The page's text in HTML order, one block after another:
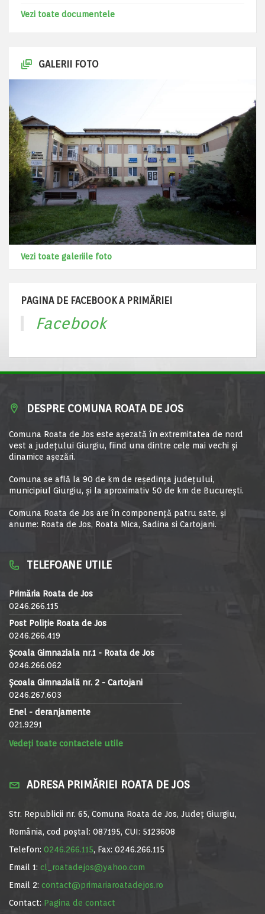
Vezi toate documentele
GALERII FOTO
Vezi toate galeriile foto
PAGINA DE FACEBOOK A PRIMĂRIEI
Facebook
DESPRE COMUNA ROATA DE JOS
Comuna Roata de Jos este aşezată în extremitatea de nord
vest a judeţului Giurgiu, fiind una dintre cele mai vechi şi
dinamice aşezări.
Comuna se află la 90 de km de reşedinţa judeţului,
municipiul Giurgiu, şi la aproximativ 50 de km de Bucureşti.
Comuna Roata de Jos are în componență patru sate, și
anume: Roata de Jos, Roata Mica, Sadina si Cartojani.
TELEFOANE UTILE
Primăria Roata de Jos
0246.266.115
Post Poliție Roata de Jos
0246.266.419
Școala Gimnaziala nr.1 - Roata de Jos
0246.266.062
Școala Gimnazială nr. 2 - Cartojani
0246.267.603
Enel - deranjamente
021.9291
Vedeți toate contactele utile
ADRESA PRIMĂRIEI ROATA DE JOS
Str. Republicii nr. 65, Comuna Roata de Jos, Județ Giurgiu,
România, cod poștal: 087195, CUI: 5123608
Telefon: 0246.266.115, Fax: 0246.266.115
Email 1: cl_roatadejos@yahoo.com
Email 2: contact@primariaroatadejos.ro
Contact: Pagina de contact